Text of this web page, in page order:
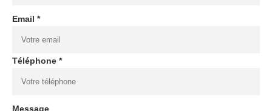
Email *
Téléphone *
Message